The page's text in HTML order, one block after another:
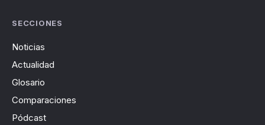
SECCIONES
Noticias
Actualidad
Glosario
Comparaciones
Pódcast